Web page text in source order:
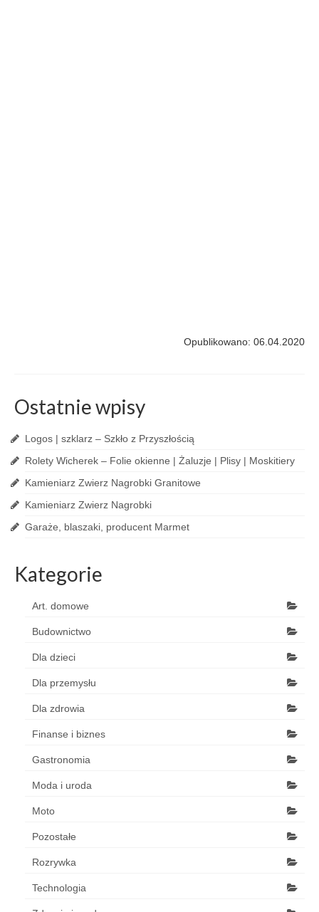
Opublikowano: 06.04.2020
Ostatnie wpisy
Logos | szklarz – Szkło z Przyszłością
Rolety Wicherek – Folie okienne | Żaluzje | Plisy | Moskitiery
Kamieniarz Zwierz Nagrobki Granitowe
Kamieniarz Zwierz Nagrobki
Garaże, blaszaki, producent Marmet
Kategorie
Art. domowe
Budownictwo
Dla dzieci
Dla przemysłu
Dla zdrowia
Finanse i biznes
Gastronomia
Moda i uroda
Moto
Pozostałe
Rozrywka
Technologia